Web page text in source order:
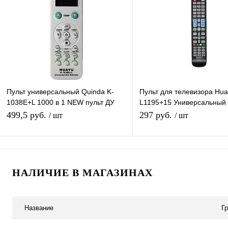
Купить в 1 клик Купить в 1 клик
Пульт универсальный Quinda K-
1038E+L 1000 в 1 NEW пульт ДУ
для кондиционеров
499,5 руб. / шт
Пульт для телевизора
L1195+15 Универсальный
для различных
297 руб. / шт
НАЛИЧИЕ В МАГАЗИНАХ
Название